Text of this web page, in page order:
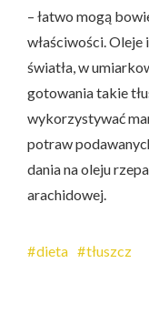
– łatwo mogą
właściwości.
światła, w
gotowania takie
wykorzystywać
potraw
dania na oleju
arachidowej.
dieta tłuszcz